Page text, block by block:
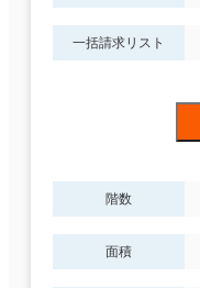
一括請求リスト
階数
面積